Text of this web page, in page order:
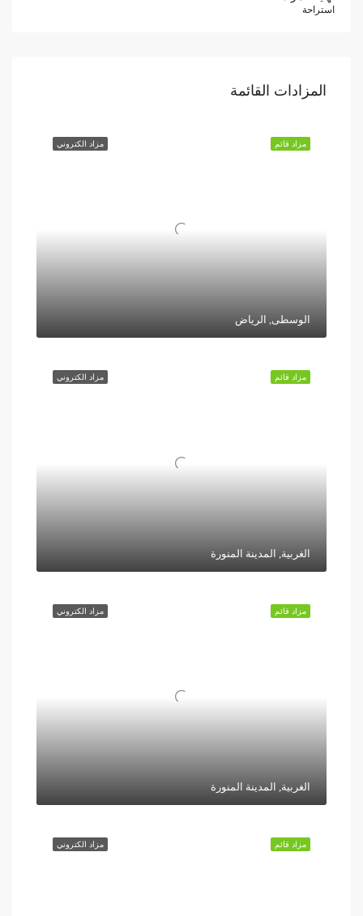
استراحة
المزادات القائمة
مزاد الكتروني مزاد قائم
الوسطى, الرياض
مزاد الكتروني مزاد قائم
الغربية, المدينة المنورة
مزاد الكتروني مزاد قائم
الغربية, المدينة المنورة
مزاد الكتروني مزاد قائم